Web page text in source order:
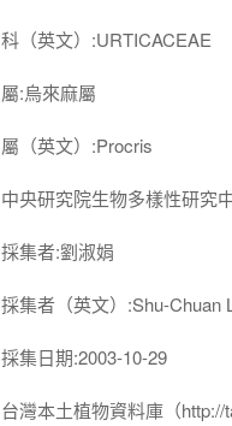
科（英文）:URTICACEAE
屬:烏來麻屬
屬（英文）:Procris
中央研究院生物多樣性研究
採集者:劉淑娟
採集者（英文）:Shu-Chuan
採集日期:2003-10-29
台灣本土植物資料庫（http://